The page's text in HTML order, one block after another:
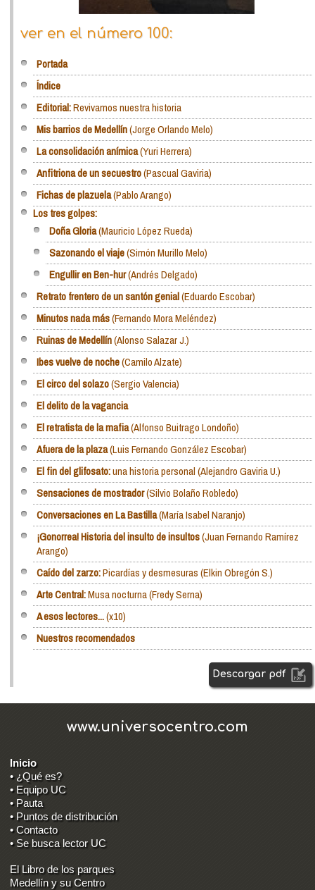
ver en el número 100:
Portada
Índice
Editorial:Revivamos nuestra historia
Mis barrios de Medellín(Jorge Orlando Melo)
La consolidación anímica(Yuri Herrera)
Anfitriona de un secuestro(Pascual Gaviria)
Fichas de plazuela(Pablo Arango)
Los tres golpes:
Doña Gloria(Mauricio López Rueda)
Sazonando el viaje(Simón Murillo Melo)
Engullir en Ben-hur(Andrés Delgado)
Retrato frentero de un santón genial(Eduardo Escobar)
Minutos nada más(Fernando Mora Meléndez)
Ruinas de Medellín(Alonso Salazar J.)
Ibes vuelve de noche(Camilo Alzate)
El circo del solazo(Sergio Valencia)
El delito de la vagancia
El retratista de la mafia(Alfonso Buitrago Londoño)
Afuera de la plaza(Luis Fernando González Escobar)
El fin del glifosato:una historia personal (Alejandro Gaviria U.)
Sensaciones de mostrador(Silvio Bolaño Robledo)
Conversaciones en La Bastilla(María Isabel Naranjo)
¡Gonorrea! Historia del insulto de insultos(Juan Fernando Ramírez
Arango)
Caído del zarzo:Picardías y desmesuras (Elkin Obregón S.)
Arte Central:Musa nocturna (Fredy Serna)
A esos lectores...(x10)
Nuestros recomendados
Descargar pdf
www.universocentro.com
Inicio
• ¿Qué es?
• Equipo UC
• Pauta
• Puntos de distribución
• Contacto
• Se busca lector UC
El Libro de los parques
Medellín y su Centro